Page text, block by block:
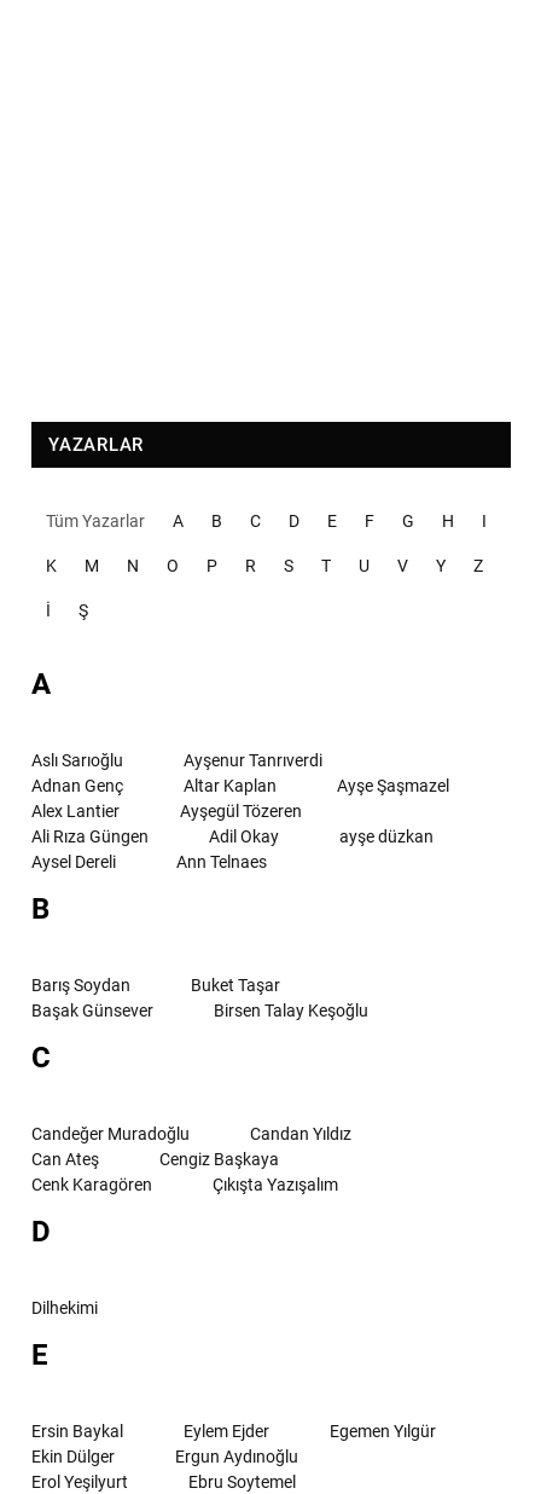
YAZARLAR
Tüm Yazarlar A B C D E F G H I
K M N O P R S T U V Y Z
İ Ş
A
Aslı Sarıoğlu
Ayşenur Tanrıverdi
Adnan Genç
Altar Kaplan
Ayşe Şaşmazel
Alex Lantier
Ayşegül Tözeren
Ali Rıza Güngen
Adil Okay
ayşe düzkan
Aysel Dereli
Ann Telnaes
B
Barış Soydan
Buket Taşar
Başak Günsever
Birsen Talay Keşoğlu
C
Candeğer Muradoğlu
Candan Yıldız
Can Ateş
Cengiz Başkaya
Cenk Karagören
Çıkışta Yazışalım
D
Dilhekimi
E
Ersin Baykal Eylem Ejder
Egemen Yılgür
Ekin Dülger
Ergun Aydınoğlu
Erol Yeşilyurt
Ebru Soytemel